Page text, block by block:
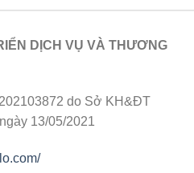
DỊCH VỤ VÀ THƯƠNG
do Sở KH&ĐT
13/05/2021